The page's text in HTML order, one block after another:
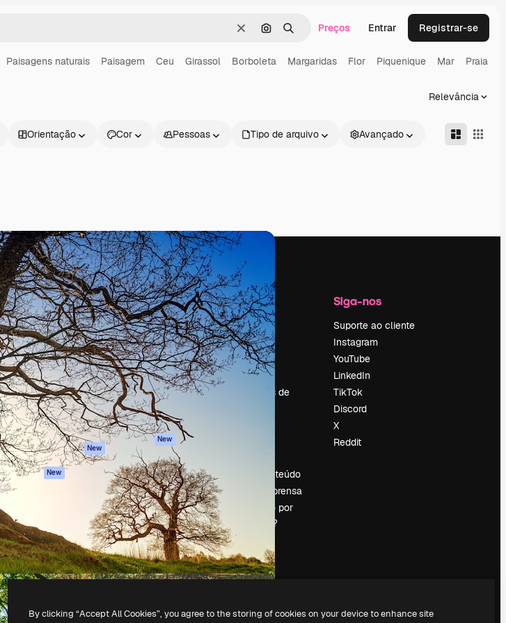
LimparPesquisar por imagem
BuscarPreços Entrar Registrar-se
Paisagens naturais Paisagem Ceu Girassol Borboleta Margaridas Flor Piquenique Mar Praia
Relevância
Orientação Cor Pessoas Tipo de arquivo Avançado
Produtos
Spaces
Assistente de IA
Gerador de
imagens
Gerador de vídeos
Texto para voz
Conteúdo de stock
MCP para
Claude/ChatGPT
New
Agentes New
API
Todas as
ferramentas
Começar
Academy
Documentação
Atendimento
Termos e
condições
Política de
privacidade
Originais New
Política de cookies
Central de
confiabilidade
Afiliados
Empresas
Empresa
Preços
Sobre nós
Reviews
Emprego
Tendências de
Vender conteúdo
Sala de imprensa
Procurando por
magnific.ai?
Siga-nos
Suporte ao cliente
Instagram
YouTube
LinkedIn
TikTok
Discord
X
Reddit
Todos os direitos reservados.
By clicking “Accept All Cookies”, you agree to the storing of cookies on your device to enhance site